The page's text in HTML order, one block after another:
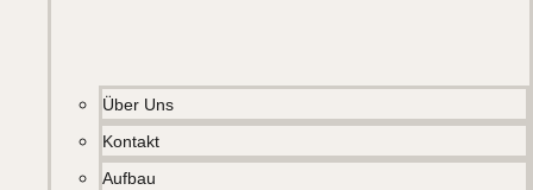
Über Uns
Kontakt
Aufbau